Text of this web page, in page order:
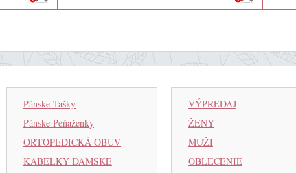
Pánske Tašky
Pánske Peňaženky
ORTOPEDICKÁ OBUV
KABELKY DÁMSKE
VÝPREDAJ
ŽENY
MUŽI
OBLEČENIE